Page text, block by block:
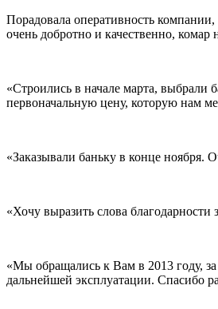
Порадовала оперативность
очень добротно и качественно,
«Строились в начале марта, выбрали
первоначальную цену, которую нам
«Заказывали баньку в конце ноября.
«Хочу выразить слова
«Мы обращались к Вам в 2013 году,
дальнейшей эксплуатации. Спасибо